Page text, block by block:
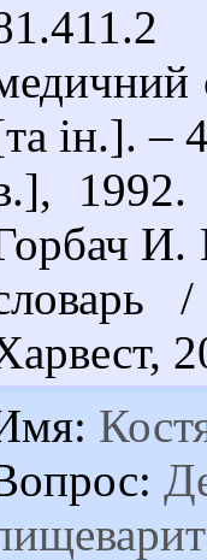
ін.]. –
И.